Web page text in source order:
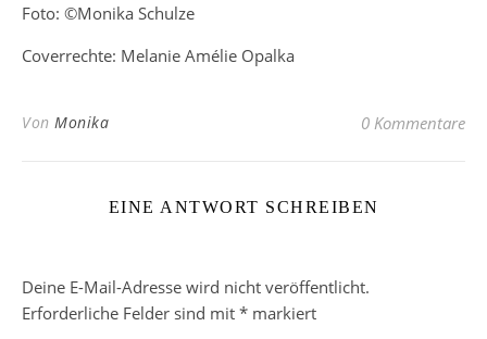
Foto: ©Monika Schulze
Coverrechte: Melanie Amélie Opalka
Von Monika 0 Kommentare
EINE ANTWORT SCHREIBEN
Deine E-Mail-Adresse wird nicht veröffentlicht.
Erforderliche Felder sind mit * markiert